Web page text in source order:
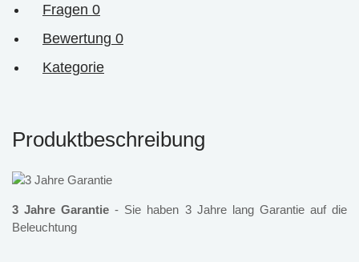
Fragen 0
Bewertung 0
Kategorie
Produktbeschreibung
3 Jahre Garantie - Sie haben 3 Jahre lang Garantie auf die
Beleuchtung